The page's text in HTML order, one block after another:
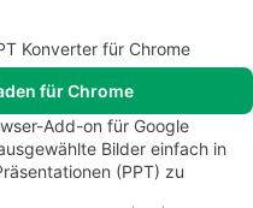
Konverter für Chrome
für Chrome
Add-on für Google
Bilder einfach in
(PPT) zu